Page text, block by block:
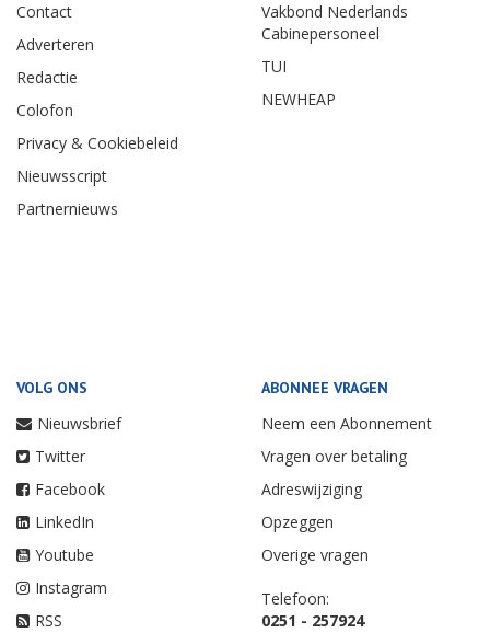
Contact
Adverteren
Redactie
Colofon
Privacy & Cookiebeleid
Nieuwsscript
Partnernieuws
Vakbond Nederlands
Cabinepersoneel
TUI
NEWHEAP
VOLG ONS
Nieuwsbrief
Twitter
Facebook
LinkedIn
Youtube
Instagram
RSS
ABONNEE VRAGEN
Neem een Abonnement
Vragen over betaling
Adreswijziging
Opzeggen
Overige vragen
Telefoon:
0251 - 257924